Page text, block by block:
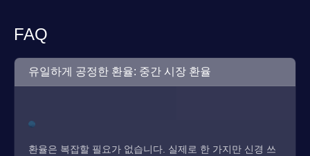
FAQ
유일하게 공정한 환율: 중간 시장 환율
환율은 복잡할 필요가 없습니다. 실제로 한 가지만 신경 쓰